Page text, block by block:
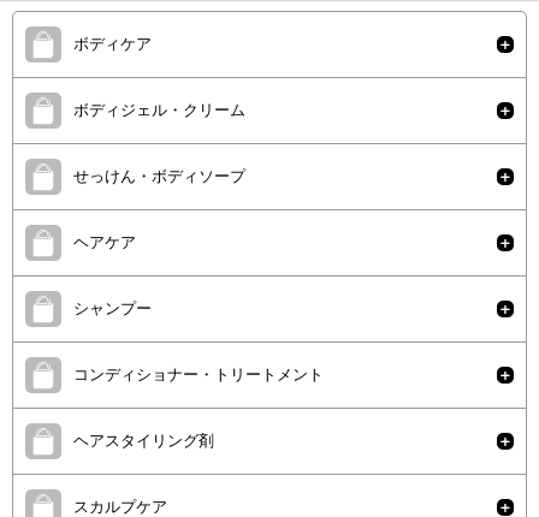
ボディケア
ボディジェル・クリーム
せっけん・ボディソープ
ヘアケア
シャンプー
コンディショナー・トリートメント
ヘアスタイリング剤
スカルプケア